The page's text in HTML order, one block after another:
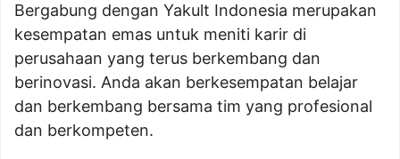
Bergabung dengan Yakult Indonesia merupakan
kesempatan emas untuk meniti karir di
perusahaan yang terus berkembang dan
berinovasi. Anda akan berkesempatan belajar
dan berkembang bersama tim yang profesional
dan berkompeten.